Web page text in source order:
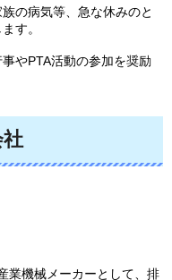
の病気等、急な休みのと
す。
やPTA活動の参加を奨励
業機械メーカーとして、排